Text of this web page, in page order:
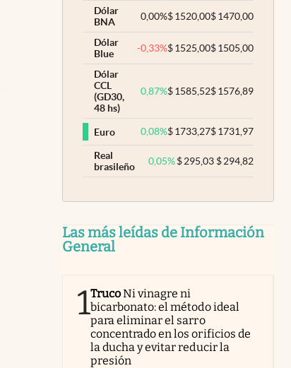
Dólar
BNA
0,00%$1520,00$1470,00
Dólar
Blue
-0,33%$1525,00$1505,00
Dólar
CCL
(GD30,
48 hs)
0,87%$1585,52$1576,89
Euro 0,08%$1733,27$1731,97
Real
brasileño
0,05% $295,03 $294,82
Las más leídas de Información
General
1TrucoNi vinagre ni
bicarbonato: el método ideal
para eliminar el sarro
concentrado en los orificios de
la ducha y evitar reducir la
presión